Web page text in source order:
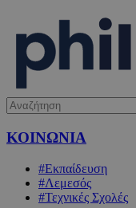
ΚΟΙΝΩΝΙΑ
#Εκπαίδευση
#Λεμεσός
#Τεχνικές Σχολές